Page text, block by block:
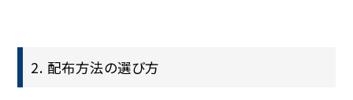
2. 配布方法の選び方